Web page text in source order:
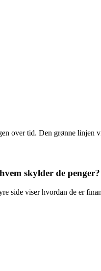
over tid. Den grønne linjen
skylder de penger?
side viser hvordan de er